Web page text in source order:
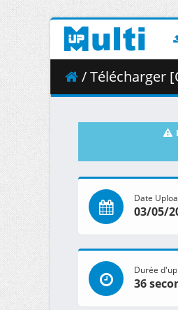
/ Télécharger
Date
03/05/
Durée
36